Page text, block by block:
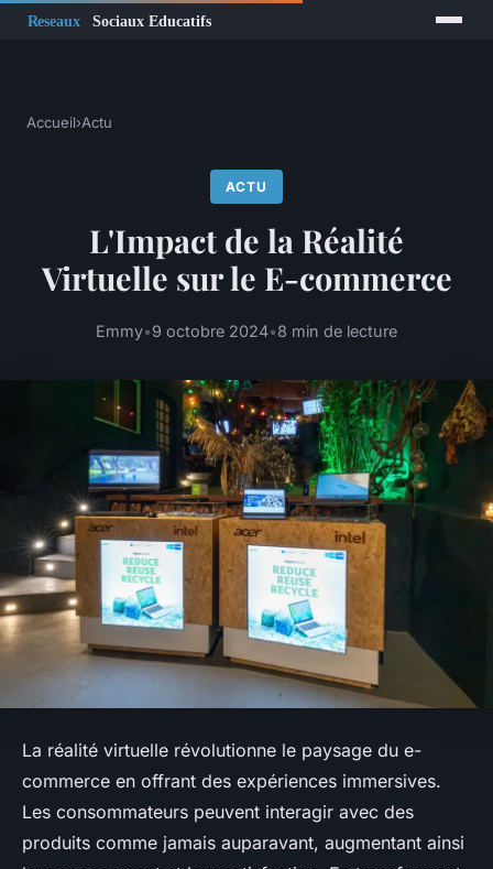
Accueil›Actu
ACTU
L'Impact de la Réalité
Virtuelle sur le E-commerce
Emmy•9 octobre 2024•8 min de lecture
La réalité virtuelle révolutionne le paysage du e-
commerce en offrant des expériences immersives.
Les consommateurs peuvent interagir avec des
produits comme jamais auparavant, augmentant ainsi